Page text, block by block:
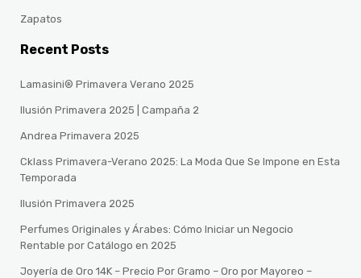
Zapatos
Recent Posts
Lamasini® Primavera Verano 2025
Ilusión Primavera 2025 | Campaña 2
Andrea Primavera 2025
Cklass Primavera-Verano 2025: La Moda Que Se Impone en Esta
Temporada
Ilusión Primavera 2025
Perfumes Originales y Árabes: Cómo Iniciar un Negocio
Rentable por Catálogo en 2025
Joyería de Oro 14K – Precio Por Gramo – Oro por Mayoreo –